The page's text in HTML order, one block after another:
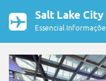
Salt Lake
Essencial